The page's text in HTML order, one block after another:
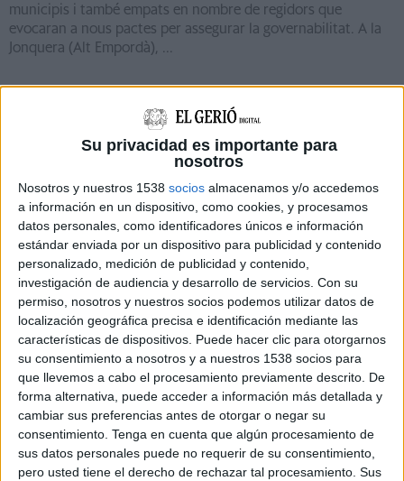
Su privacidad es importante para
nosotros
Nosotros y nuestros 1538 socios almacenamos y/o accedemos
a información en un dispositivo, como cookies, y procesamos
datos personales, como identificadores únicos e información
estándar enviada por un dispositivo para publicidad y contenido
personalizado, medición de publicidad y contenido,
investigación de audiencia y desarrollo de servicios. Con su
permiso, nosotros y nuestros socios podemos utilizar datos de
localización geográfica precisa e identificación mediante las
características de dispositivos. Puede hacer clic para otorgarnos
su consentimiento a nosotros y a nuestros 1538 socios para
que llevemos a cabo el procesamiento previamente descrito. De
forma alternativa, puede acceder a información más detallada y
cambiar sus preferencias antes de otorgar o negar su
consentimiento. Tenga en cuenta que algún procesamiento de
sus datos personales puede no requerir de su consentimiento,
pero usted tiene el derecho de rechazar tal procesamiento. Sus
municipis i també empats en nombre de regidors que
evocaran a nous pactes per assegurar la governabilitat. A la
Jonquera (Alt Empordà), ...
Lanero (Junts) es compromet a donar
un ''nou impuls'' a la Jonquera
La candidata de Junts a l’alcaldia de la Jonquera, Míriam
Lanero, ha avançat aquest divendres al vespre les principals
línies de treball amb les quals es compromet a donar “un ...